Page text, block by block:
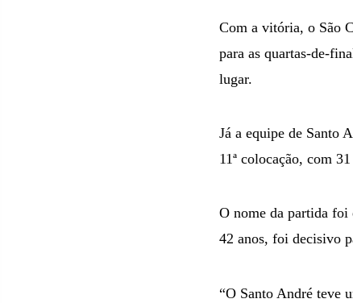
Com a vitória, o São
para as quartas-de-
lugar.
Já a equipe de Santo
11ª colocação, com
O nome da partida foi
42 anos, foi decisivo
“O Santo André teve